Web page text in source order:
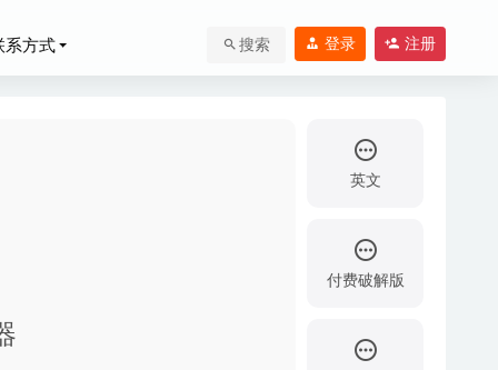
方式 搜索 登录 注册
英文
付费破解版